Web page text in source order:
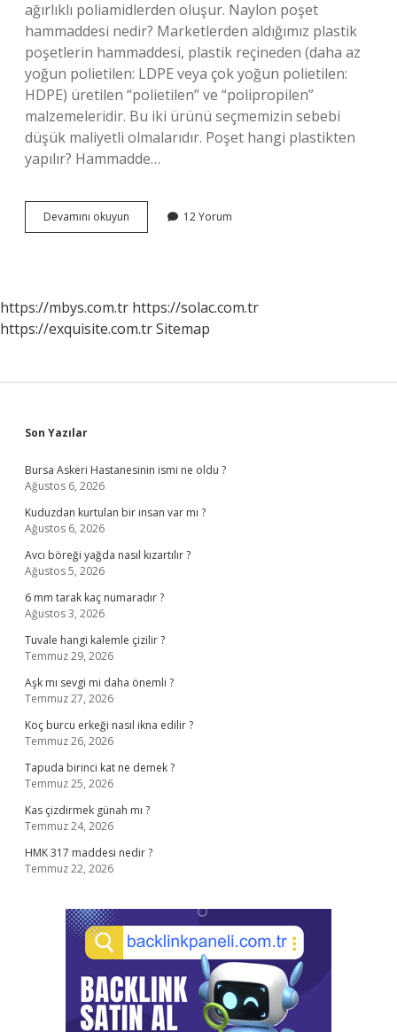
ağırlıklı poliamidlerden oluşur. Naylon poşet
hammaddesi nedir? Marketlerden aldığımız plastik
poşetlerin hammaddesi, plastik reçineden (daha az
yoğun polietilen: LDPE veya çok yoğun polietilen:
HDPE) üretilen “polietilen” ve “polipropilen”
malzemeleridir. Bu iki ürünü seçmemizin sebebi
düşük maliyetli olmalarıdır. Poşet hangi plastikten
yapılır? Hammadde…
Devamını okuyun
Poşet
12 Yorum
https://mbys.com.tr https://solac.com.tr
https://exquisite.com.trSitemap
Sidebar
Son Yazılar
Bursa Askeri Hastanesinin ismi ne oldu ?
Ağustos 6, 2026
Kuduzdan kurtulan bir insan var mı ?
Ağustos 6, 2026
Avcı böreği yağda nasıl kızartılır ?
Ağustos 5, 2026
6 mm tarak kaç numaradır ?
Ağustos 3, 2026
Tuvale hangi kalemle çizilir ?
Temmuz 29, 2026
Aşk mı sevgi mi daha önemli ?
Temmuz 27, 2026
Koç burcu erkeği nasıl ikna edilir ?
Temmuz 26, 2026
Tapuda birinci kat ne demek ?
Temmuz 25, 2026
Kas çizdirmek günah mı ?
Temmuz 24, 2026
HMK 317 maddesi nedir ?
Temmuz 22, 2026